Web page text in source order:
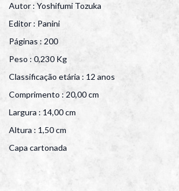
Autor : Yoshifumi Tozuka
Editor : Panini
Páginas : 200
Peso : 0,230 Kg
Classificação etária : 12 anos
Comprimento : 20,00 cm
Largura : 14,00 cm
Altura : 1,50 cm
Capa cartonada